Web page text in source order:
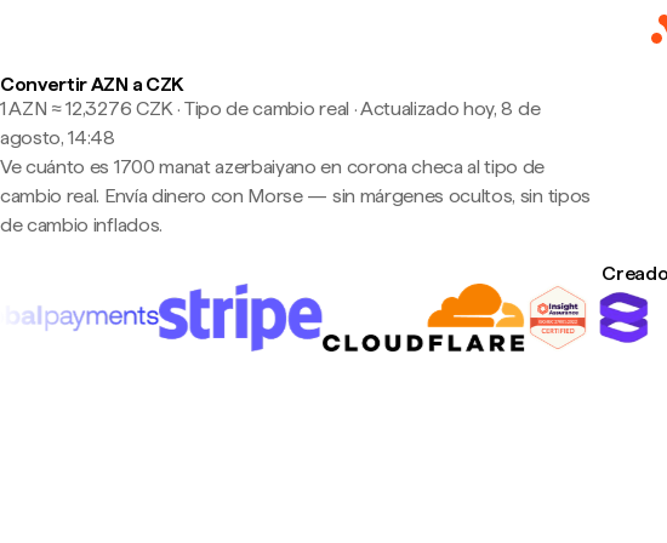
Convertir AZN a CZK
1 AZN ≈ 12,3276 CZK · Tipo de cambio real ·Actualizado hoy, 8 de
agosto, 14:48
Ve cuánto es 1700 manat azerbaiyano en corona checa al tipo de
cambio real. Envía dinero con Morse — sin márgenes ocultos, sin tipos
de cambio inflados.